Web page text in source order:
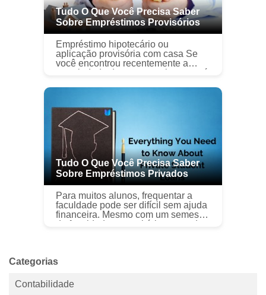
Tudo O Que Você Precisa Saber
Sobre Empréstimos Provisórios
Empréstimo hipotecário ou
aplicação provisória com casa Se
você encontrou recentemente a
propriedade dos seus sonhos e está
Tudo O Que Você Precisa Saber
Sobre Empréstimos Privados
Para muitos alunos, frequentar a
faculdade pode ser difícil sem ajuda
financeira. Mesmo com um semestre
de faculdade comunitária custando
Categorias
Contabilidade